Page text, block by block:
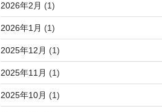
2026年2月 (1)
2026年1月 (1)
2025年12月 (1)
2025年11月 (1)
2025年10月 (1)